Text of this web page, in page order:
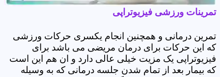
تمرینات ورزشی فیزیوتراپی
تمرین درمانی و همچنین انجام یکسری حرکات ورزشی
که این حرکات برای درمان مریضی می باشد برای
فیزیوتراپی یک مزیت خیلی عالی دارد و ان هم این است
که بیمار بعد از تمام شدن جلسه درمانی که به وسیله